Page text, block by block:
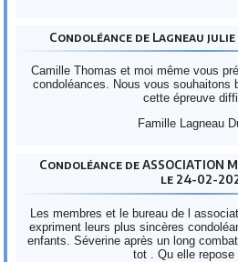
Condoléance de Lagneau
Camille Thomas et moi même vous
condoléances. Nous vous souhaitons
cette épreuve
Famille Lagneau
Condoléance de ASSOCIATION
le 24-02-
Les membres et le bureau de l
expriment leurs plus sincères
enfants. Séverine après un long
tot . Qu elle repose